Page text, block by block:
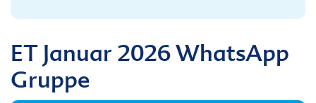
ET Januar 2026 WhatsApp
Gruppe